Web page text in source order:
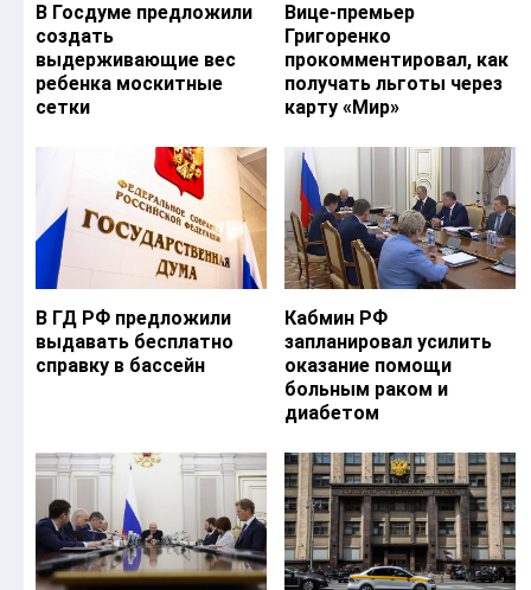
В Госдуме предложили
создать
выдерживающие вес
ребенка москитные
сетки
Вице-премьер
Григоренко
прокомментировал, как
получать льготы через
карту «Мир»
В ГД РФ предложили
выдавать бесплатно
справку в бассейн
Кабмин РФ
запланировал усилить
оказание помощи
больным раком и
диабетом